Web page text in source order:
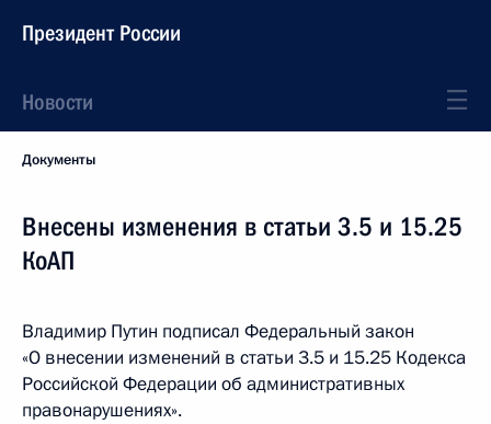
Президент России
Новости
Документы
Внесены изменения в статьи 3.5 и 15.25
КоАП
Владимир Путин подписал Федеральный закон
«О внесении изменений в статьи 3.5 и 15.25 Кодекса
Российской Федерации об административных
правонарушениях».